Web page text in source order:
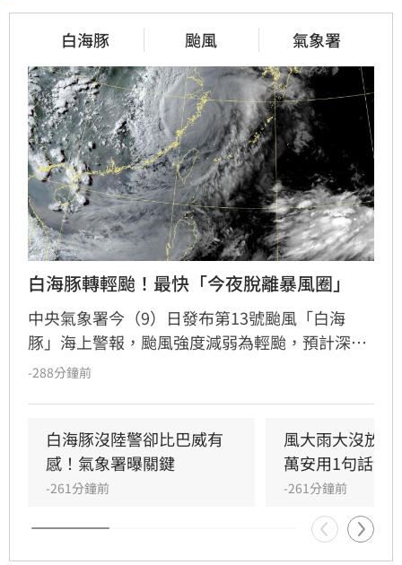
白海豚 颱風 氣象署
白海豚轉輕颱！最快「今夜脫離暴風圈」
中央氣象署今（9）日發布第13號颱風「白海
豚」海上警報，颱風強度減弱為輕颱，預計深夜
至明晨脫離暴風圈。受外圍雲系及西南風影響，
沉降影響，恐出現36度高溫及焚風。氣象署持續
發布陸上強風特報，提醒嘉義以北、恆春半島及
離島留意強陣風。
-288分鐘前
白海豚沒陸警卻比巴威有
感！氣象署曝關鍵
-261分鐘前
風大雨大沒放
萬安用1句話卸
-261分鐘前